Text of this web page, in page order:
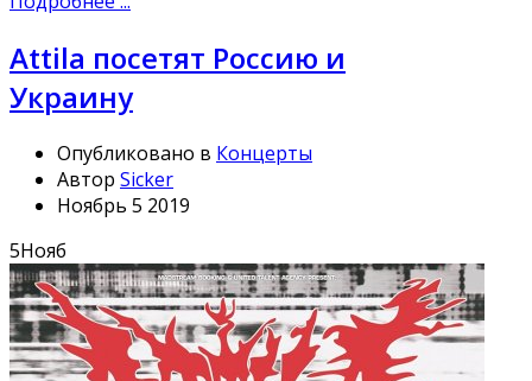
Attila посетят Россию и
Украину
Опубликовано в Концерты
Автор Sicker
Ноябрь 5 2019
5Нояб